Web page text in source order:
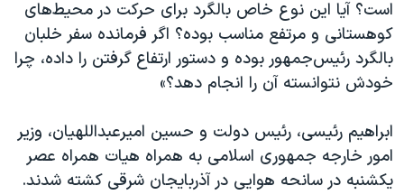
است؟ آیا این نوع خاص بالگرد برای حرکت در محیط‌های
کوهستانی و مرتفع مناسب بوده؟ اگر فرمانده سفر خلبان
بالگرد رئیس‌جمهور بوده و دستور ارتفاع گرفتن را داده، چرا
خودش نتوانسته آن را انجام دهد؟»
ابراهیم رئیسی، رئیس دولت و حسین امیرعبداللهیان، وزیر
امور خارجه جمهوری اسلامی به همراه هیات همراه عصر
یکشنبه در سانحه‌ هوایی در آذربایجان شرقی کشته شدند.